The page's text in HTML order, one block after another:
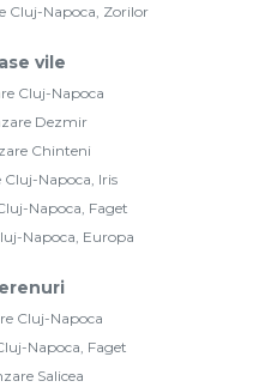
Cluj-Napoca, Zorilor
vile
Cluj-Napoca
Dezmir
Chinteni
Cluj-Napoca, Iris
Napoca, Faget
Napoca, Europa
Cluj-Napoca
Napoca, Faget
Salicea